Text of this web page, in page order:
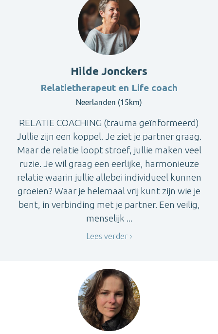
Hilde Jonckers
Relatietherapeut en Life coach
Neerlanden (15km)
RELATIE COACHING (trauma geïnformeerd)
Jullie zijn een koppel. Je ziet je partner graag.
Maar de relatie loopt stroef, jullie maken veel
ruzie. Je wil graag een eerlijke, harmonieuze
relatie waarin jullie allebei individueel kunnen
groeien? Waar je helemaal vrij kunt zijn wie je
bent, in verbinding met je partner. Een veilig,
menselijk ...
Lees verder